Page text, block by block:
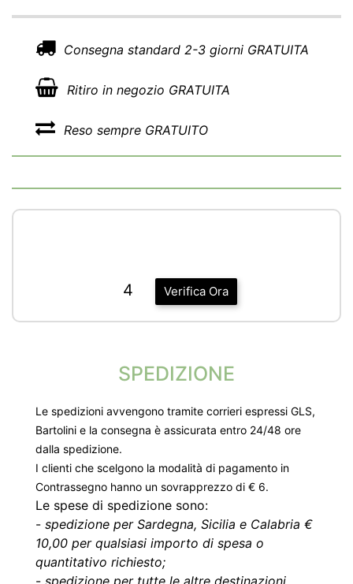
Consegna standard 2-3 giorni GRATUITA
Ritiro in negozio GRATUITA
Reso sempre GRATUITO
Verifica Ora
4
SPEDIZIONE
Le spedizioni avvengono tramite corrieri espressi GLS,
Bartolini e la consegna è assicurata entro 24/48 ore
dalla spedizione.
I clienti che scelgono la modalità di pagamento in
Contrassegno hanno un sovrapprezzo di € 6.
Le spese di spedizione sono:
- spedizione per Sardegna, Sicilia e Calabria €
10,00 per qualsiasi importo di spesa o
quantitativo richiesto;